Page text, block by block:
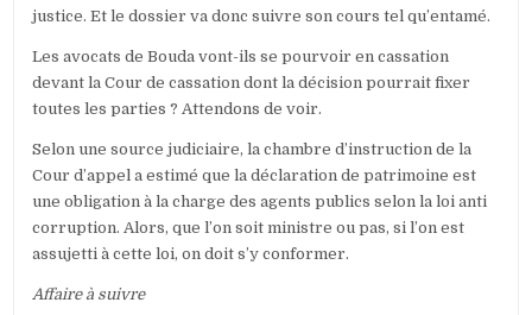
justice. Et le dossier va donc suivre son cours tel qu’entamé.
Les avocats de Bouda vont-ils se pourvoir en cassation
devant la Cour de cassation dont la décision pourrait fixer
toutes les parties ? Attendons de voir.
Selon une source judiciaire, la chambre d’instruction de la
Cour d’appel a estimé que la déclaration de patrimoine est
une obligation à la charge des agents publics selon la loi anti
corruption. Alors, que l’on soit ministre ou pas, si l’on est
assujetti à cette loi, on doit s’y conformer.
Affaire à suivre